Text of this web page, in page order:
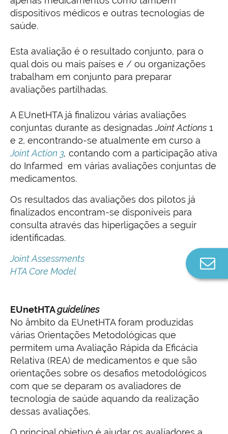
dispositivos médicos e outras tecnologias de
saúde.
Esta avaliação é o resultado conjunto, para o
qual dois ou mais países e / ou organizações
trabalham em conjunto para preparar
avaliações partilhadas.
A EUnetHTA já finalizou várias avaliações
conjuntas durante as designadasJoint Actions 1
e 2, encontrando-se atualmente em curso a
Joint Action 3, contando com a participação ativa
do Infarmed em várias avaliações conjuntas de
medicamentos.
Os resultados das avaliações dos pilotos já
finalizados encontram-se disponíveis para
consulta através das hiperligações a seguir
identificadas.
Joint Assessments
HTA Core Model
EUnetHTAguidelines
No âmbito da EUnetHTA foram produzidas
várias Orientações Metodológicas que
permitem uma Avaliação Rápida da Eficácia
Relativa (REA) de medicamentos e que são
orientações sobre os desafios metodológicos
com que se deparam os avaliadores de
tecnologia de saúde aquando da realização
dessas avaliações.